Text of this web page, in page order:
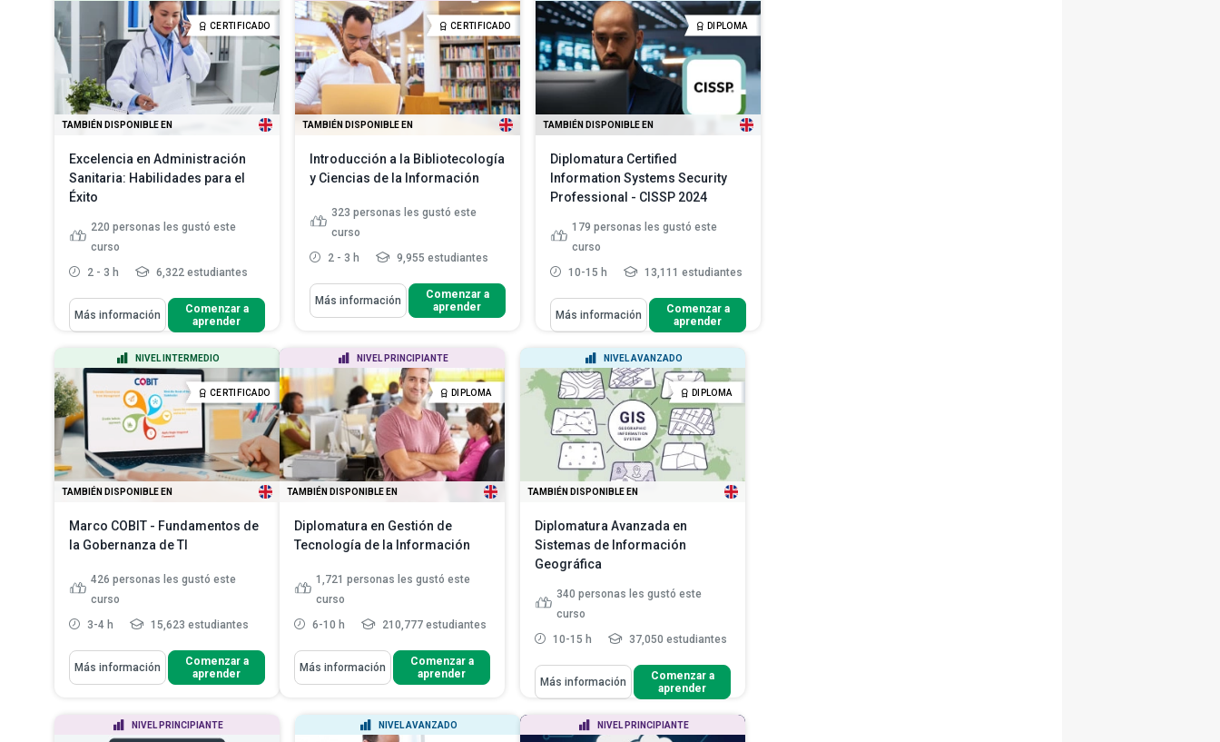
Cursos con certificado
Cursos con diploma
Inglés
Español
CERTIFICADO
TAMBIÉN DISPONIBLE EN
Excelencia en Administración
Sanitaria: Habilidades para el
Éxito
220 personas les gustó este
curso
2 - 3 h
6,322 estudiantes
Aprenderás Cómo
Esquematizar las fortalezas y
debilidades de los sistema...
Crear un plan para integrar
tecnología y cumplimiento y ...
Analizar cómo HIPAA y la Ley de
Atención Médi...Leer más
Más información
Comenzar a
aprender
CERTIFICADO
TAMBIÉN DISPONIBLE EN
Introducción a la Bibliotecología
y Ciencias de la Información
323 personas les gustó este
curso
2 - 3 h
9,955 estudiantes
Aprenderás Cómo
Definir el concepto de
Identificar y describir las
características clave de una...
Analizar la ética profesional y su
importanci...Leer más
Más información
Comenzar a
aprender
DIPLOMA
TAMBIÉN DISPONIBLE EN
Diplomatura Certified
Information Systems Security
Professional - CISSP 2024
179 personas les gustó este
curso
10-15 h
13,111 estudiantes
Aprenderás Cómo
Analizar los marcos de
gobernanza de seguridad para
eval...
Aplicar los principios de seguridad
para desarrollar pla...
Clasificar los activos de
información según l...Leer más
Más información
Comenzar a
aprender
NIVEL INTERMEDIO
CERTIFICADO
TAMBIÉN DISPONIBLE EN
Marco COBIT - Fundamentos de
la Gobernanza de TI
426 personas les gustó este
curso
3-4 h
15,623 estudiantes
Aprenderás Cómo
Analizar las prácticas de
Identificar los componentes
centrales de un marco de gob...
Más información
Comenzar a
aprender
NIVEL PRINCIPIANTE
DIPLOMA
TAMBIÉN DISPONIBLE EN
Diplomatura en Gestión de
Tecnología de la Información
1,721 personas les gustó este
curso
6-10 h
210,777 estudiantes
Aprenderás Cómo
Discutir la tecnología de la
Analizar la comprensión e
interpretación de la informaci...
Más información
Comenzar a
aprender
NIVEL AVANZADO
DIPLOMA
TAMBIÉN DISPONIBLE EN
Diplomatura Avanzada en
Sistemas de Información
Geográfica
340 personas les gustó este
curso
10-15 h
37,050 estudiantes
Aprenderás Cómo
Analizar la tecnología que
impulsa los sistemas de infor...
Definir la tecnología de
Más información
Comenzar a
aprender
NIVEL PRINCIPIANTE NIVEL AVANZADO NIVEL PRINCIPIANTE